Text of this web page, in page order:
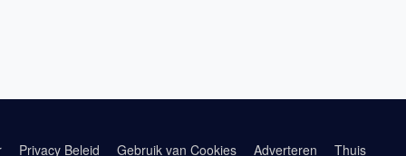
Privacy Beleid Gebruik van Cookies Adverteren Thuis